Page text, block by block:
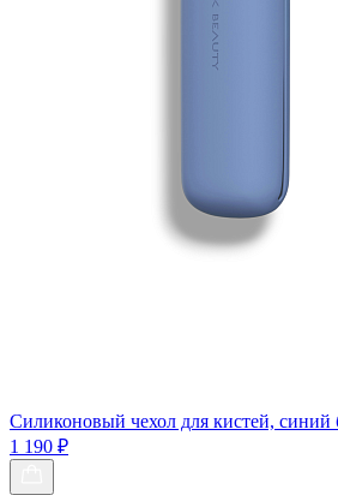
Силиконовый чехол для кистей, синий
1 190 ₽